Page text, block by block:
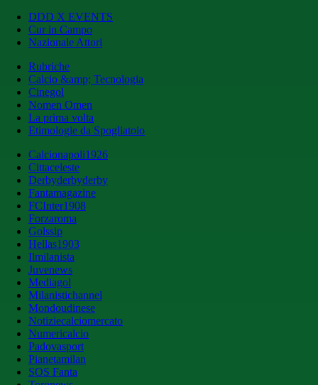
DDD X EVENTS
Cur in Campo
Nazionale Attori
Rubriche
Calcio &amp; Tecnologia
Cinegol
Nomen Omen
La prima volta
Etimologie da Spogliatoio
Calcionapoli1926
Cittaceleste
Derbyderbyderby
Fantamagazine
FCInter1908
Forzaroma
Golssip
Hellas1903
Ilmilanista
Juvenews
Mediagol
Milanistichannel
Mondoudinese
Notiziecalciomercato
Numericalcio
Padovasport
Pianetamilan
SOS Fanta